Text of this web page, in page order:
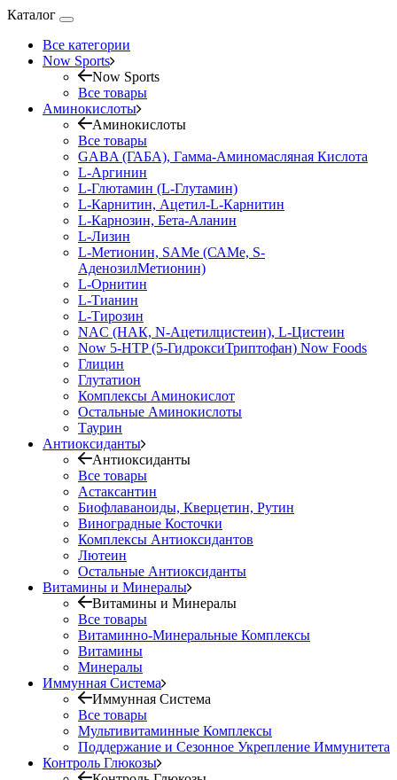
Каталог
Все категории
Now Sports
Now Sports
Все товары
Аминокислоты
Аминокислоты
Все товары
GABA (ГАБА), Гамма-Аминомасляная Кислота
L-Аргинин
L-Глютамин (L-Глутамин)
L-Карнитин, Ацетил-L-Карнитин
L-Карнозин, Бета-Аланин
L-Лизин
L-Метионин, SAMe (САМе, S-
АденозилМетионин)
L-Орнитин
L-Тианин
L-Тирозин
NAC (НАК, N-Ацетилцистеин), L-Цистеин
Now 5-HTP (5-ГидроксиТриптофан) Now Foods
Глицин
Глутатион
Комплексы Аминокислот
Остальные Аминокислоты
Таурин
Антиоксиданты
Антиоксиданты
Все товары
Астаксантин
Биофлаваноиды, Кверцетин, Рутин
Виноградные Косточки
Комплексы Антиоксидантов
Лютеин
Остальные Антиоксиданты
Витамины и Минералы
Витамины и Минералы
Все товары
Витаминно-Минеральные Комплексы
Витамины
Минералы
Иммунная Система
Иммунная Система
Все товары
Мультивитаминные Комплексы
Поддержание и Сезонное Укрепление Иммунитета
Контроль Глюкозы